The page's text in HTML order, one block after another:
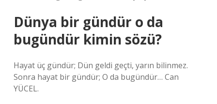
Dünya bir gündür o da
bugündür kimin sözü?
Hayat üç gündür; Dün geldi geçti, yarın bilinmez.
Sonra hayat bir gündür; O da bugündür… Can
YÜCEL.